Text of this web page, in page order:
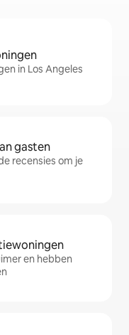
in Los Angeles
gasten
recensies om je
en hebben